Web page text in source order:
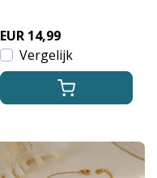
EUR 14,99
Vergelijk